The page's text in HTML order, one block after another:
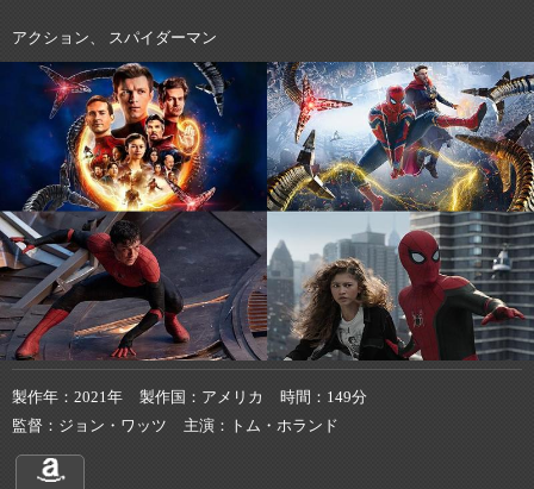
アクション、 スパイダーマン
製作年 2021年 製作国 アメリカ 時間
149分
監督
ジョン・ワッツ 主演 トム・ホランド